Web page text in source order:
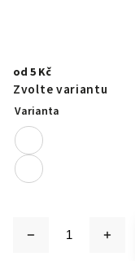
od 5 Kč
Zvolte variantu
Varianta